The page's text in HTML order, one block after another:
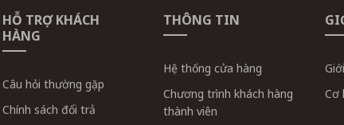
HỖ TRỢ KHÁCH
HÀNG
Câu hỏi thường gặp
Chính sách đổi trả
THÔNG TIN
Hệ thống cửa hàng
Chương trình khách hàng
thành viên
Cơ